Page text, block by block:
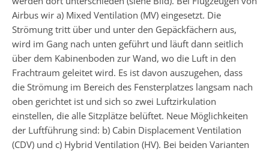
Airbus wir a) Mixed Ventilation (MV) eingesetzt. Die
Strömung tritt über und unter den Gepäckfächern aus,
wird im Gang nach unten geführt und läuft dann seitlich
über dem Kabinenboden zur Wand, wo die Luft in den
Frachtraum geleitet wird. Es ist davon auszugehen, dass
die Strömung im Bereich des Fensterplatzes langsam nach
oben gerichtet ist und sich so zwei Luftzirkulation
einstellen, die alle Sitzplätze belüftet. Neue Möglichkeiten
der Luftführung sind: b) Cabin Displacement Ventilation
(CDV) und c) Hybrid Ventilation (HV). Bei beiden Varianten